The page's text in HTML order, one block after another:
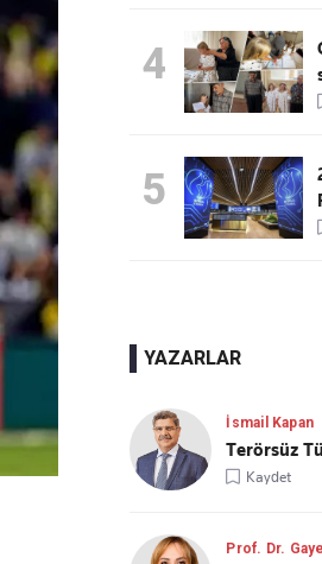
4
5
YAZARLAR
İsmail Kapan
Terörsüz
Kaydet
Prof. Dr.